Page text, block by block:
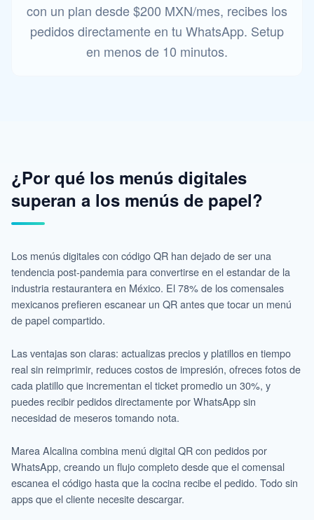
con un plan desde $200 MXN/mes, recibes los
pedidos directamente en tu WhatsApp. Setup
en menos de 10 minutos.
¿Por qué los menús digitales
superan a los menús de papel?
Los menús digitales con código QR han dejado de ser una
tendencia post-pandemia para convertirse en el estandar de la
industria restaurantera en México. El 78% de los comensales
mexicanos prefieren escanear un QR antes que tocar un menú
de papel compartido.
Las ventajas son claras: actualizas precios y platillos en tiempo
real sin reimprimir, reduces costos de impresión, ofreces fotos de
cada platillo que incrementan el ticket promedio un 30%, y
puedes recibir pedidos directamente por WhatsApp sin
necesidad de meseros tomando nota.
Marea Alcalina combina menú digital QR con pedidos por
WhatsApp, creando un flujo completo desde que el comensal
escanea el código hasta que la cocina recibe el pedido. Todo sin
apps que el cliente necesite descargar.